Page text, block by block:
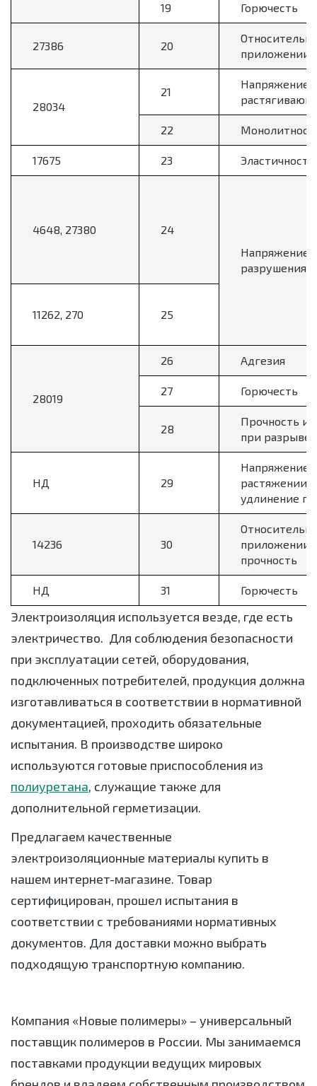
19 Горючесть
27386 20
приложении
28034
21
Напряжение
22
17675 23 Эластичность
4648, 27380
24
Напряжение
разрушения
11262, 270 25
28019
26 Адгезия
27 Горючесть
28
Прочность и
при разрыве
НД 29
Напряжение
растяжении
удлинение
14236 30
приложении
прочность
НД 31 Горючесть
Электроизоляция используется везде, где есть
электричество. Для соблюдения безопасности
при эксплуатации сетей, оборудования,
подключенных потребителей, продукция должна
изготавливаться в соответствии в нормативной
документацией, проходить обязательные
испытания. В производстве широко
используются готовые приспособления из
полиуретана, служащие также для
дополнительной герметизации.
Предлагаем качественные
электроизоляционные материалы купить в
нашем интернет-магазине. Товар
сертифицирован, прошел испытания в
соответствии с требованиями нормативных
документов. Для доставки можно выбрать
подходящую транспортную компанию.
Компания «Новые полимеры» – универсальный
поставщик полимеров в России. Мы занимаемся
поставками продукции ведущих мировых